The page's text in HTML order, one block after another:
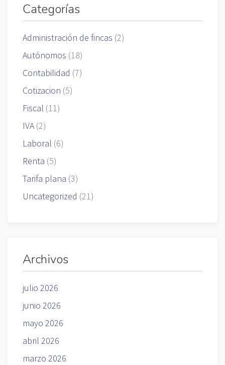
Categorías
Administración de fincas (2)
Autónomos (18)
Contabilidad (7)
Cotizacion (5)
Fiscal (11)
IVA(2)
Laboral (6)
Renta (5)
Tarifa plana (3)
Uncategorized (21)
Archivos
julio 2026
junio 2026
mayo 2026
abril 2026
marzo 2026